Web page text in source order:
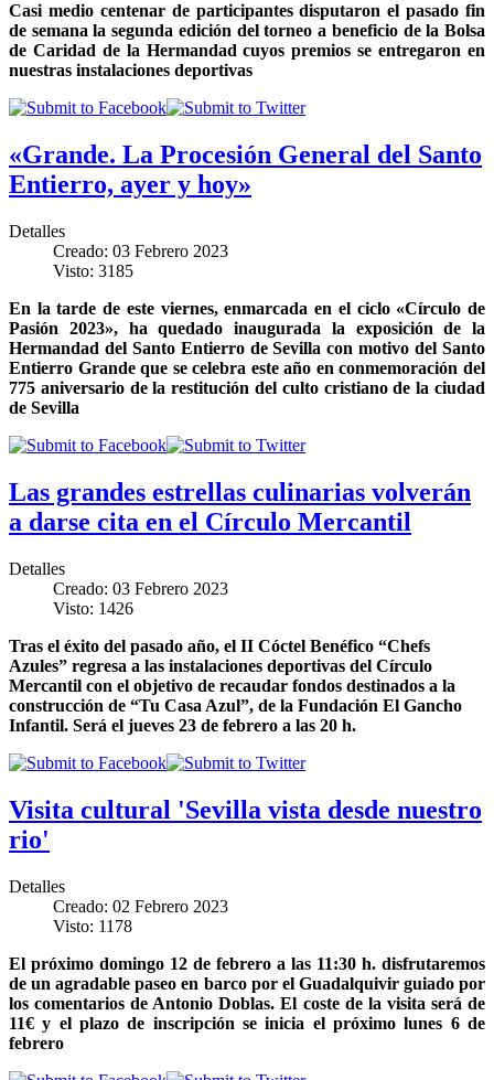
Casi medio centenar de participantes disputaron el pasado fin
de semana la segunda edición del torneo a beneficio de la Bolsa
de Caridad de la Hermandad cuyos premios se entregaron en
nuestras instalaciones deportivas
«Grande. La Procesión General del Santo
Entierro, ayer y hoy»
Detalles
Creado: 03 Febrero 2023
Visto: 3185
En la tarde de este viernes, enmarcada en el ciclo «Círculo de
Pasión 2023», ha quedado inaugurada la exposición de la
Hermandad del Santo Entierro de Sevilla con motivo del Santo
Entierro Grande que se celebra este año en conmemoración del
775 aniversario de la restitución del culto cristiano de la ciudad
de Sevilla
Las grandes estrellas culinarias volverán
a darse cita en el Círculo Mercantil
Detalles
Creado: 03 Febrero 2023
Visto: 1426
Tras el éxito del pasado año, el II Cóctel Benéfico “Chefs
Azules” regresa a las instalaciones deportivas del Círculo
Mercantil con el objetivo de recaudar fondos destinados a la
construcción de “Tu Casa Azul”, de la Fundación El Gancho
Infantil. Será el jueves 23 de febrero a las 20 h.
Visita cultural 'Sevilla vista desde nuestro
rio'
Detalles
Creado: 02 Febrero 2023
Visto: 1178
El próximo domingo 12 de febrero a las 11:30 h. disfrutaremos
de un agradable paseo en barco por el Guadalquivir guiado por
los comentarios de Antonio Doblas. El coste de la visita será de
11€ y el plazo de inscripción se inicia el próximo lunes 6 de
febrero